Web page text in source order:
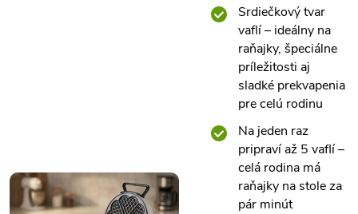
Srdiečkový tvar
vaflí – ideálny na
raňajky, špeciálne
príležitosti aj
sladké prekvapenia
pre celú rodinu
Na jeden raz
pripraví až 5 vaflí –
celá rodina má
raňajky na stole za
pár minút